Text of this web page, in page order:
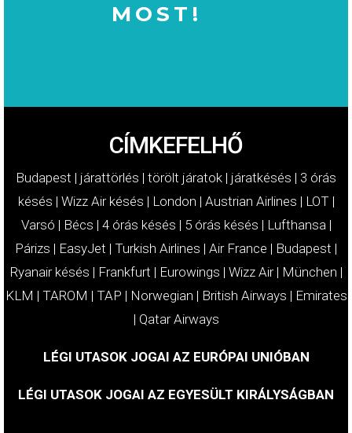
MOST!
CÍMKEFELHŐ
Budapest | járattörlés | törölt járatok | járatkésés | 3 órás
késés | Wizz Air késés | London | Austrian Airlines | LOT|
Varsó | Bécs | 4 órás késés | 5 órás késés | Lufthansa |
Párizs | EasyJet | Turkish Airlines | Air France | Budapest |
Ryanair késés | Frankfurt | Eurowings | Wizz Air| München |
KLM | TAROM | TAP | Norwegian | British Airways | Emirates
| Qatar Airways
LÉGI UTASOK JOGAI AZ EURÓPAI UNIÓBAN
LÉGI UTASOK JOGAI AZ EGYESÜLT KIRÁLYSÁGBAN